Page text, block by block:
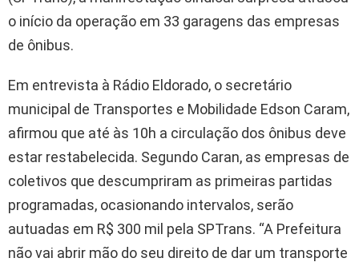
o início da operação em 33 garagens das empresas
de ônibus.
Em entrevista à Rádio Eldorado, o secretário
municipal de Transportes e Mobilidade Edson Caram,
afirmou que até às 10h a circulação dos ônibus deve
estar restabelecida. Segundo Caran, as empresas de
coletivos que descumpriram as primeiras partidas
programadas, ocasionando intervalos, serão
autuadas em R$ 300 mil pela SPTrans. “A Prefeitura
não vai abrir mão do seu direito de dar um transporte